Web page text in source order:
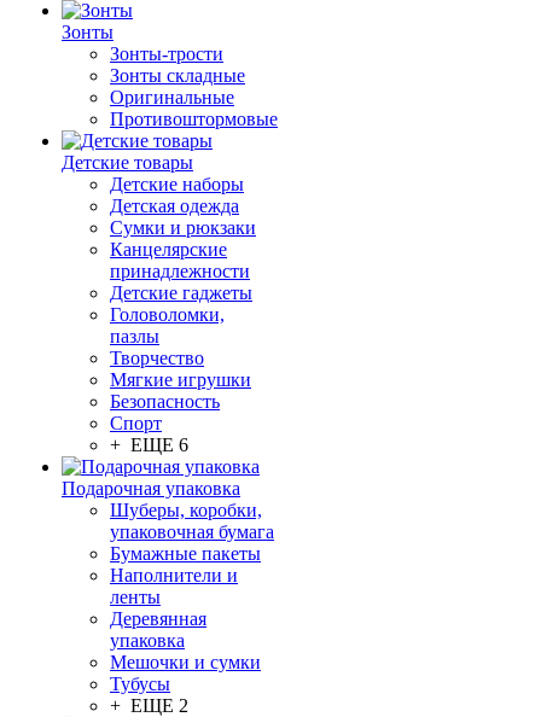
Зонты
Зонты-трости
Зонты складные
Оригинальные
Противоштормовые
Детские товары
Детские наборы
Детская одежда
Сумки и рюкзаки
Канцелярские
принадлежности
Детские гаджеты
Головоломки,
пазлы
Творчество
Мягкие игрушки
Безопасность
Спорт
+ ЕЩЕ 6
Подарочная упаковка
Шуберы, коробки,
упаковочная бумага
Бумажные пакеты
Наполнители и
ленты
Деревянная
упаковка
Мешочки и сумки
Тубусы
+ ЕЩЕ 2